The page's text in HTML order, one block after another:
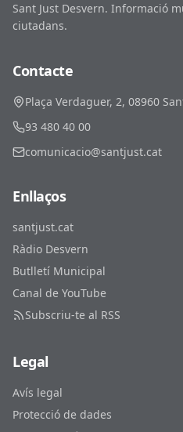
Sant Just Desvern. Informació
ciutadans.
Contacte
Plaça Verdaguer, 2, 08960
93 480 40 00
comunicacio@santjust.cat
Enllaços
santjust.cat
Ràdio Desvern
Butlletí Municipal
Canal de YouTube
Subscriu-te al RSS
Legal
Avís legal
Protecció de dades